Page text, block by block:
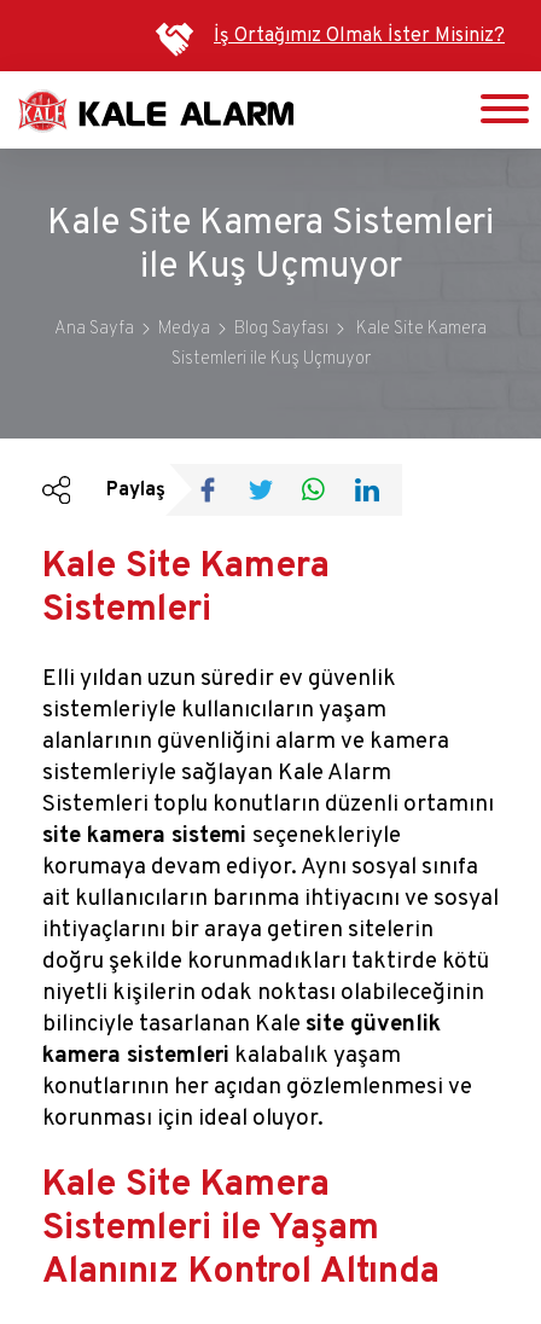
atla
İş Ortağımız Olmak İster Misiniz?
Kale Site Kamera Sistemleri
ile Kuş Uçmuyor
Ana Sayfa Medya Blog Sayfası
Kale Site Kamera
Sistemleri ile Kuş Uçmuyor
Bültenler
Reklamlar
Kalem Dergisi
Blog
Paylaş
Kale Site Kamera
Sistemleri
Elli yıldan uzun süredir ev güvenlik
sistemleriyle kullanıcıların yaşam
alanlarının güvenliğini alarm ve kamera
sistemleriyle sağlayan Kale Alarm
Sistemleri toplu konutların düzenli ortamını
site kamera sistemi seçenekleriyle
korumaya devam ediyor. Aynı sosyal sınıfa
ait kullanıcıların barınma ihtiyacını ve sosyal
ihtiyaçlarını bir araya getiren sitelerin
doğru şekilde korunmadıkları taktirde kötü
niyetli kişilerin odak noktası olabileceğinin
bilinciyle tasarlanan Kale site güvenlik
kamera sistemleri kalabalık yaşam
konutlarının her açıdan gözlemlenmesi ve
korunması için ideal oluyor.
Kale Site Kamera
Sistemleri ile Yaşam
Alanınız Kontrol Altında